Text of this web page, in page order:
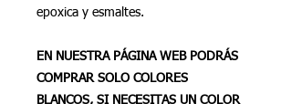
epoxica y esmaltes.
EN NUESTRA PÁGINA WEB PODRÁS
COMPRAR SOLO COLORES
BLANCOS, SI NECESITAS UN COLOR